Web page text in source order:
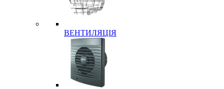
ВЕНТИЛЯЦІЯ